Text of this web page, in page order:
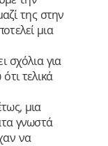
της στην
μια
σχόλια για
τελικά
μια
γνωστά
να